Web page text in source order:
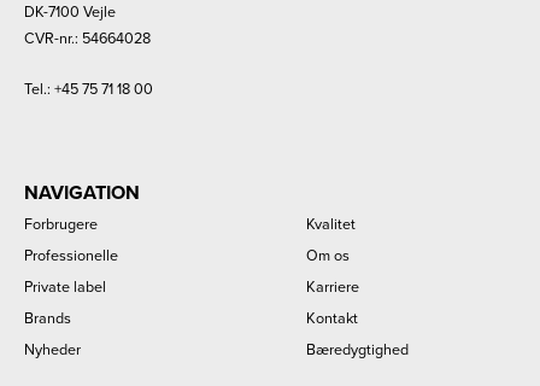
DK-7100 Vejle
CVR-nr.: 54664028
Tel.: +45 75 71 18 00
NAVIGATION
Forbrugere
Professionelle
Private label
Brands
Nyheder
Kvalitet
Om os
Karriere
Kontakt
Bæredygtighed